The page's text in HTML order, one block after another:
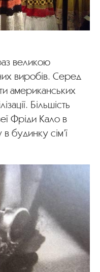
великою
виробів. Серед
американських
Більшість
Фріди Кало в
будинку сім’ї